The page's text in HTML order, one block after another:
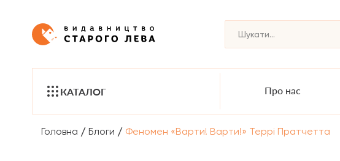
КАТАЛОГ Про нас
Головна / Блоги / Феномен «Варти! Варти!» Террі Пратчетта